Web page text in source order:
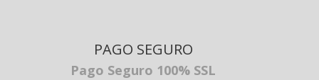
PAGO SEGURO
Pago Seguro 100% SSL